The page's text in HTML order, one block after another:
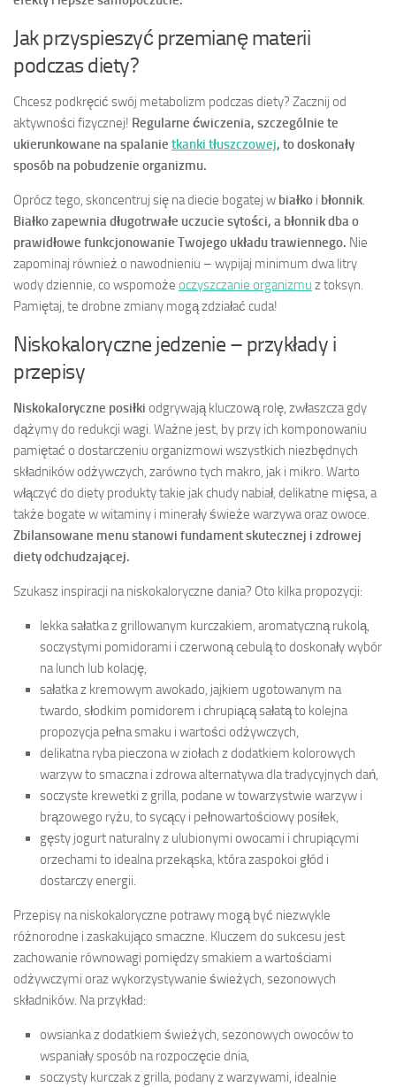
Jak przyspieszyć przemianę materii
podczas diety?
Chcesz podkręcić swój metabolizm podczas diety? Zacznij od
aktywności fizycznej! Regularne ćwiczenia, szczególnie te
ukierunkowane na spalanie tkanki tłuszczowej, to doskonały
sposób na pobudzenie organizmu.
Oprócz tego, skoncentruj się na diecie bogatej w białko i błonnik.
Białko zapewnia długotrwałe uczucie sytości, a błonnik dba o
prawidłowe funkcjonowanie Twojego układu trawiennego. Nie
zapominaj również o nawodnieniu – wypijaj minimum dwa litry
wody dziennie, co wspomoże oczyszczanie organizmu z toksyn.
Pamiętaj, te drobne zmiany mogą zdziałać cuda!
Niskokaloryczne jedzenie – przykłady i
przepisy
Niskokaloryczne posiłki odgrywają kluczową rolę, zwłaszcza gdy
dążymy do redukcji wagi. Ważne jest, by przy ich komponowaniu
pamiętać o dostarczeniu organizmowi wszystkich niezbędnych
składników odżywczych, zarówno tych makro, jak i mikro. Warto
włączyć do diety produkty takie jak chudy nabiał, delikatne mięsa, a
także bogate w witaminy i minerały świeże warzywa oraz owoce.
Zbilansowane menu stanowi fundament skutecznej i zdrowej
diety odchudzającej.
Szukasz inspiracji na niskokaloryczne dania? Oto kilka propozycji:
lekka sałatka z grillowanym kurczakiem, aromatyczną rukolą,
soczystymi pomidorami i czerwoną cebulą to doskonały wybór
na lunch lub kolację,
sałatka z kremowym awokado, jajkiem ugotowanym na
twardo, słodkim pomidorem i chrupiącą sałatą to kolejna
propozycja pełna smaku i wartości odżywczych,
delikatna ryba pieczona w ziołach z dodatkiem kolorowych
warzyw to smaczna i zdrowa alternatywa dla tradycyjnych dań,
soczyste krewetki z grilla, podane w towarzystwie warzyw i
brązowego ryżu, to sycący i pełnowartościowy posiłek,
gęsty jogurt naturalny z ulubionymi owocami i chrupiącymi
orzechami to idealna przekąska, która zaspokoi głód i
dostarczy energii.
Przepisy na niskokaloryczne potrawy mogą być niezwykle
różnorodne i zaskakująco smaczne. Kluczem do sukcesu jest
zachowanie równowagi pomiędzy smakiem a wartościami
odżywczymi oraz wykorzystywanie świeżych, sezonowych
składników. Na przykład:
owsianka z dodatkiem świeżych, sezonowych owoców to
wspaniały sposób na rozpoczęcie dnia,
soczysty kurczak z grilla, podany z warzywami, idealnie